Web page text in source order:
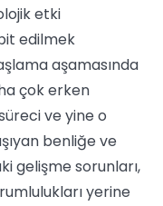
etki
edilmek
aşamasında
çok erken
ve yine o
benliğe ve
gelişme sorunları,
yerine